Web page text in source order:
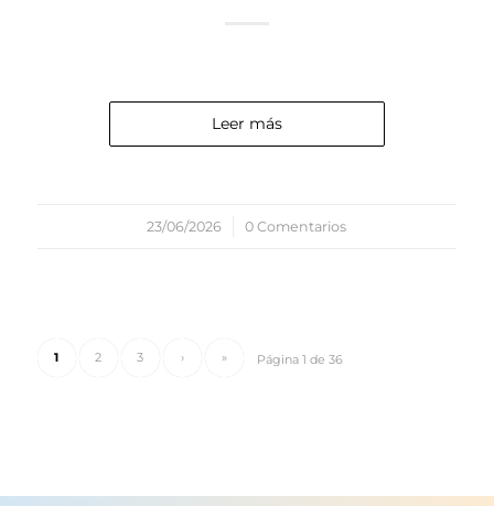
Leer más
23/06/2026
/ 0 Comentarios
Página 1 de 36
1 2 3 › »